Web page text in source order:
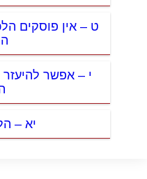
ט – אין פוסקים
י – אפשר
יא –